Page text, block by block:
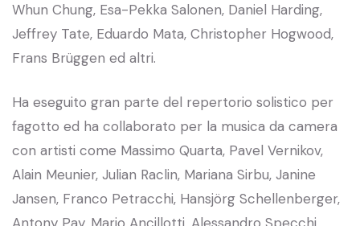
Whun Chung, Esa-Pekka Salonen, Daniel Harding,
Jeffrey Tate, Eduardo Mata, Christopher Hogwood,
Frans Brüggen ed altri.
Ha eseguito gran parte del repertorio solistico per
fagotto ed ha collaborato per la musica da camera
con artisti come Massimo Quarta, Pavel Vernikov,
Alain Meunier, Julian Raclin, Mariana Sirbu, Janine
Jansen, Franco Petracchi, Hansjörg Schellenberger,